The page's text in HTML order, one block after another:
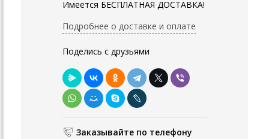
Имеется БЕСПЛАТНАЯ ДОСТАВКА!
Подробнее о доставке и оплате
Поделись с друзьями
Заказывайте по телефону